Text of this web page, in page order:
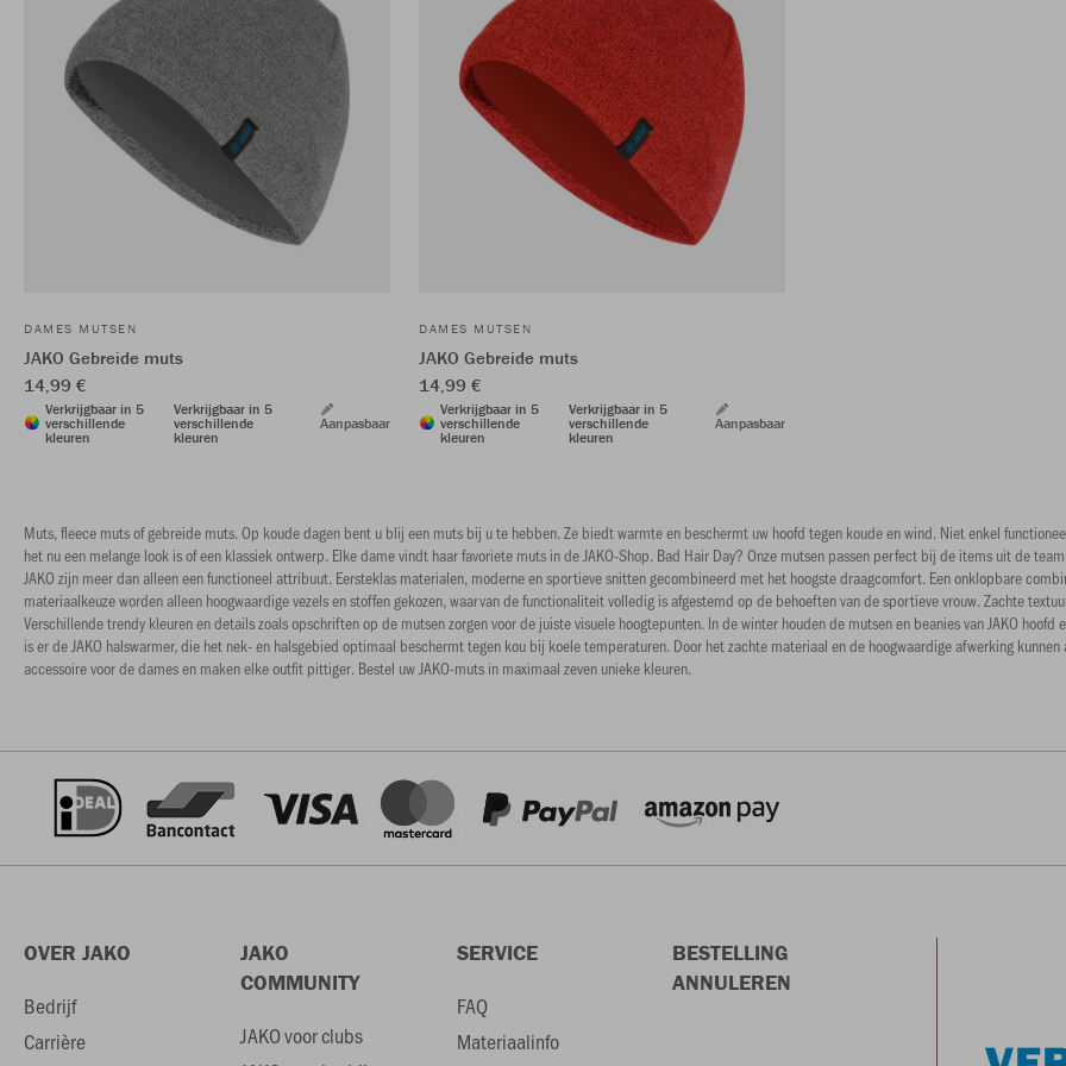
DAMES MUTSEN
JAKO Gebreide muts
14,99 €
Verkrijgbaar in 5
verschillende
kleuren
Verkrijgbaar in 5
verschillende
kleuren
Aanpasbaar
DAMES MUTSEN
JAKO Gebreide muts
14,99 €
Verkrijgbaar in 5
verschillende
kleuren
Verkrijgbaar in 5
verschillende
kleuren
Aanpasbaar
Muts, fleece muts of gebreide muts. Op koude dagen bent u blij een muts bij u te hebben. Ze biedt warmte en beschermt uw hoofd tegen koude en wind. Niet enkel
het nu een melange look is of een klassiek ontwerp. Elke dame vindt haar favoriete muts in de JAKO-Shop. Bad Hair Day? Onze mutsen passen perfect bij de items uit de
JAKO zijn meer dan alleen een functioneel attribuut. Eersteklas materialen, moderne en sportieve snitten gecombineerd met het hoogste draagcomfort. Een onklopbare
materiaalkeuze worden alleen hoogwaardige vezels en stoffen gekozen, waarvan de functionaliteit volledig is afgestemd op de behoeften van de sportieve vrouw. Zachte
Verschillende trendy kleuren en details zoals opschriften op de mutsen zorgen voor de juiste visuele hoogtepunten. In de winter houden de mutsen en beanies van JAKO
is er de JAKO halswarmer, die het nek- en halsgebied optimaal beschermt tegen kou bij koele temperaturen. Door het zachte materiaal en de hoogwaardige afwerking
accessoire voor de dames en maken elke outfit pittiger. Bestel uw JAKO-muts in maximaal zeven unieke kleuren.
OVER JAKO
Bedrijf
Carrière
JAKO
COMMUNITY
JAKO voor clubs
SERVICE
FAQ
Materiaalinfo
BESTELLING
ANNULEREN